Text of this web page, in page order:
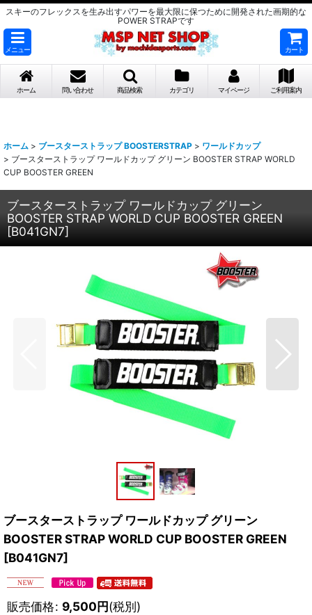
スキーのフレックスを生み出すパワーを最大限に保つために開発された画期的な
POWER STRAPです
メニュー カート
ホーム 問い合わせ 商品検索 カテゴリ マイページ ご利用案内
ホーム > ブースターストラップ BOOSTERSTRAP > ワールドカップ
> ブースターストラップ ワールドカップ グリーン BOOSTER STRAP WORLD
CUP BOOSTER GREEN
ブースターストラップ ワールドカップ グリーン
BOOSTER STRAP WORLD CUP BOOSTER GREEN
[B041GN7]
ブースターストラップ ワールドカップ グリーン
BOOSTER STRAP WORLD CUP BOOSTER GREEN
[B041GN7]
販売価格: 9,500円(税別)